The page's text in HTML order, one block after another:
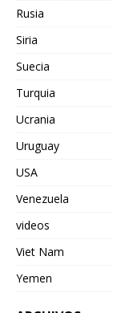
Rusia
Siria
Suecia
Turquia
Ucrania
Uruguay
USA
Venezuela
videos
Viet Nam
Yemen